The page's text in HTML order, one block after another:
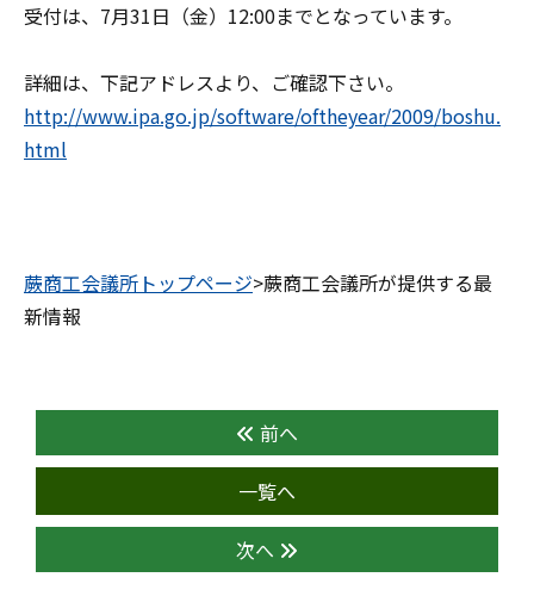
受付は、7月31日（金）12:00までとなっています。
詳細は、下記アドレスより、ご確認下さい。
http://www.ipa.go.jp/software/oftheyear/2009/boshu.
html
蕨商工会議所トップページ>蕨商工会議所が提供する最
新情報
前へ
一覧へ
次へ